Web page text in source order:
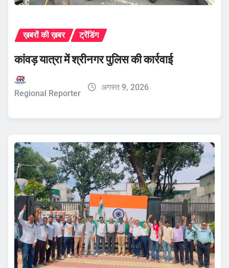
ख़बरों की ख़बर ट्रेंडिंग
कांवड़ यात्रा में श्रीनगर पुलिस की कार्रवाई
Regional Reporter
अगस्त 9, 2026